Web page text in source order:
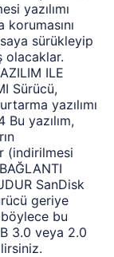
yazılımı
sürükleyip
olacaklar.
ILE
Sürücü,
yazılımı
yazılım,
(indirilmesi
SanDisk
geriye
bu
3.0 veya 2.0